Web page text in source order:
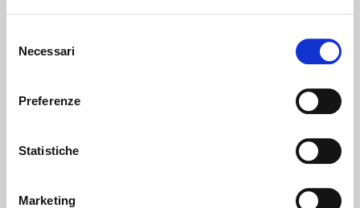
delNecessari
Preferenze
Statistiche
Marketing